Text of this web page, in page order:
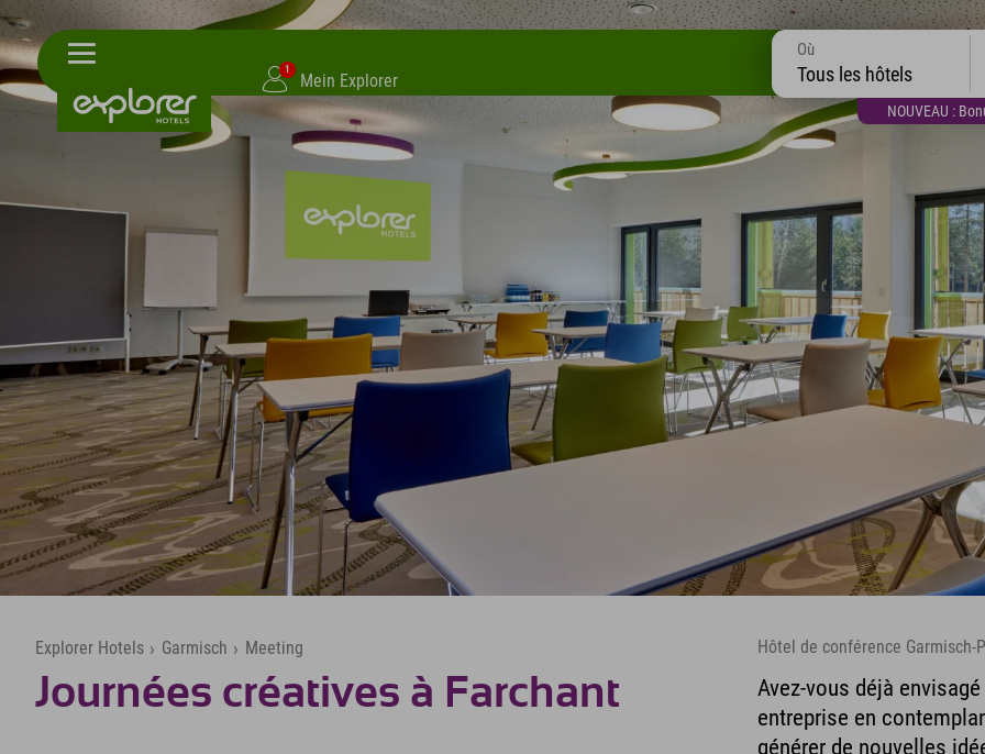
1
Mein Explorer
NOUVEAU :
Où
Tous les hôtels
Explorer Hotels › Garmisch › Meeting
Journées créatives à Farchant
Hôtel de conférence
Avez-vous déjà
entreprise en
générer de nouvelles